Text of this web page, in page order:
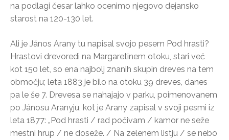
na podlagi česar lahko ocenimo njegovo dejansko
starost na 120-130 let.
Ali je János Arany tu napisal svojo pesem Pod hrasti?
Hrastovi drevoredi na Margaretinem otoku, stari več
kot 150 let, so ena najbolj znanih skupin dreves na tem
območju; leta 1883 je bilo na otoku 39 dreves, danes
pa le še 7. Drevesa se nahajajo v parku, poimenovanem
po Jánosu Aranyju, kot je Arany zapisal v svoji pesmi iz
leta 1877: „Pod hrasti / rad počivam / kamor ne seže
mestni hrup / ne doseže. / Na zelenem listju / se nebo